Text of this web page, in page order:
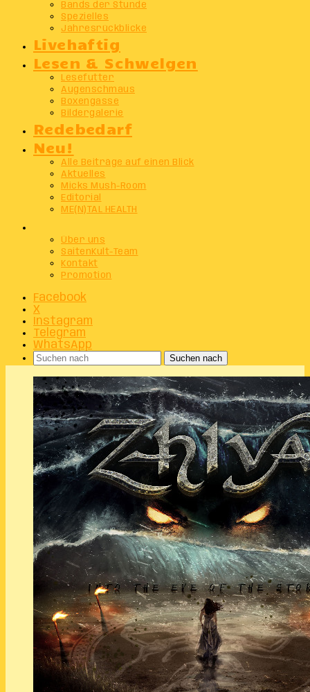
Bands der Stunde
Spezielles
Jahresrückblicke
Livehaftig
Lesen & Schwelgen
Lesefutter
Augenschmaus
Boxengasse
Bildergalerie
Redebedarf
Neu!
Alle Beiträge auf einen Blick
Aktuelles
Micks Mush-Room
Editorial
ME(N)TAL HEALTH
Über uns
SaitenKult-Team
Kontakt
Promotion
Facebook
X
Instagram
Telegram
WhatsApp
Suchen nach